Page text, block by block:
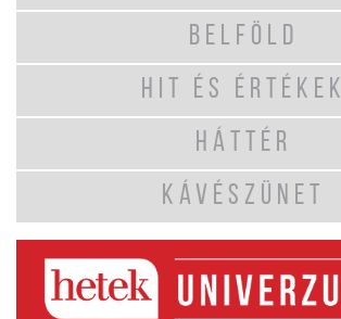
BELFÖLD
HIT ÉS ÉRTÉKEK
HÁTTÉR
KÁVÉSZÜNET